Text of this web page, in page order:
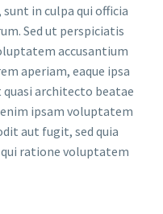
in culpa qui officia
Sed ut perspiciatis
accusantium
aperiam, eaque ipsa
architecto beatae
ipsam voluptatem
aut fugit, sed quia
ratione voluptatem